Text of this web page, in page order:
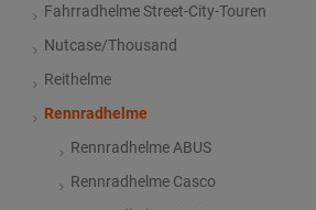
Fahrradhelme Street-City-Touren
Nutcase/Thousand
Reithelme
Rennradhelme
Rennradhelme ABUS
Rennradhelme Casco